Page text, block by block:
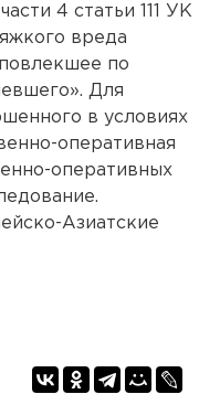
4 статьи 111 УК
вреда
по
Для
в условиях
оперативная
оперативных
Азиатские